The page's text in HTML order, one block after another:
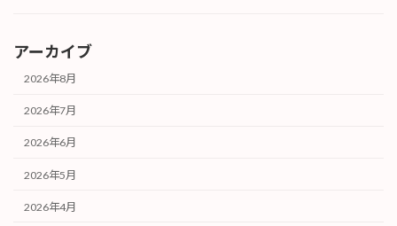
アーカイブ
2026年8月
2026年7月
2026年6月
2026年5月
2026年4月